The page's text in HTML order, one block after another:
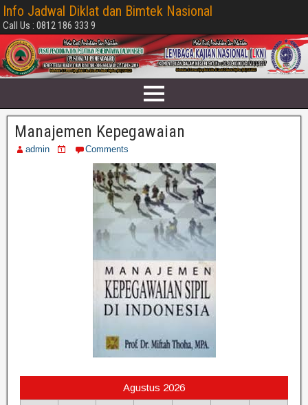
Info Jadwal Diklat dan Bimtek Nasional
Call Us : 0812 186 333 9
Manajemen Kepegawaian
admin Comments
Agustus 2026